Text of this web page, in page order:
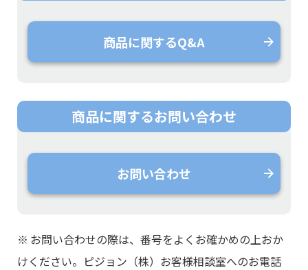
商品に関するQ&A
商品に関するお問い合わせ
お問い合わせ
※ お問い合わせの際は、番号をよくお確かめの上おか
けください。ピジョン（株）お客様相談室へのお電話